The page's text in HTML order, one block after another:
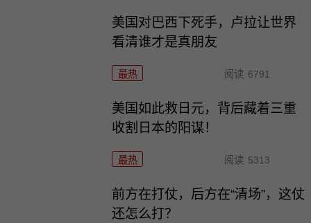
美国对巴西下死手，卢拉让世界
看清谁才是真朋友
最热 阅读 6791
美国如此救日元，背后藏着三重
收割日本的阳谋！
最热 阅读 5313
前方在打仗，后方在“清场”，这仗
还怎么打？